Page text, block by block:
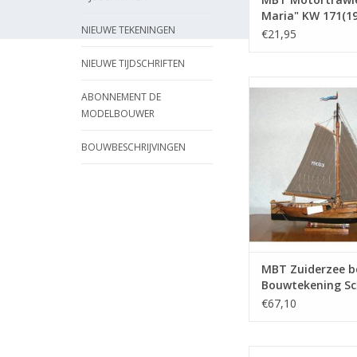
NIEUWE TEKENINGEN
NIEUWE TIJDSCHRIFTEN
ABONNEMENT DE
MODELBOUWER
BOUWBESCHRIJVINGEN
Maria" KW
Rederij "de
€21,95
Bouwtekening
(10.03.003)
TOEVOEGEN AAN
MBT Zuiderzee
Bouwtekening
20 (10.03.003)
€67,10